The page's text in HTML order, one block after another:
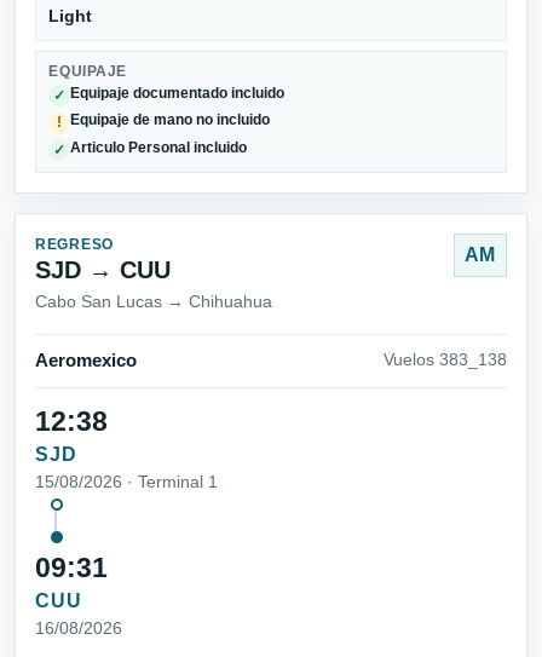
Light
EQUIPAJE
✓ Equipaje documentado incluido
! Equipaje de mano no incluido
✓ Articulo Personal incluido
REGRESO
SJD → CUU
Cabo San Lucas → Chihuahua
AM
Aeromexico Vuelos 383_138
12:38
SJD
15/08/2026 · Terminal 1
09:31
CUU
16/08/2026